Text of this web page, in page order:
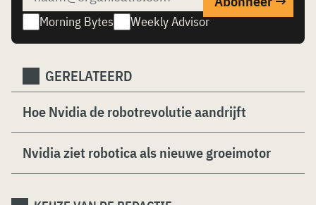
Morning Bytes Weekly Advisor
GERELATEERD
Hoe Nvidia de robotrevolutie aandrijft
Nvidia ziet robotica als nieuwe groeimotor